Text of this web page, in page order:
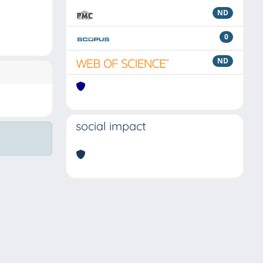
ND
0
ND
social impact